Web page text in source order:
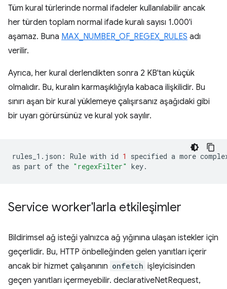
Tüm kural türlerinde normal ifadeler kullanılabilir ancak
her türden toplam normal ifade kuralı sayısı 1.000'i
aşamaz. Buna MAX_NUMBER_OF_REGEX_RULES adı
verilir.
Ayrıca, her kural derlendikten sonra 2 KB'tan küçük
olmalıdır. Bu, kuralın karmaşıklığıyla kabaca ilişkilidir. Bu
sınırı aşan bir kural yüklemeye çalışırsanız aşağıdaki gibi
bir uyarı görürsünüz ve kural yok sayılır.
rules_1.json: Rule with id 1 specified a more
as part of the "regexFilter"
Service worker'larla etkileşimler
Bildirimsel ağ isteği yalnızca ağ yığınına ulaşan istekler için
geçerlidir. Bu, HTTP önbelleğinden gelen yanıtları içerir
ancak bir hizmet çalışanının onfetch işleyicisinden
geçen yanıtları içermeyebilir. declarativeNetRequest,